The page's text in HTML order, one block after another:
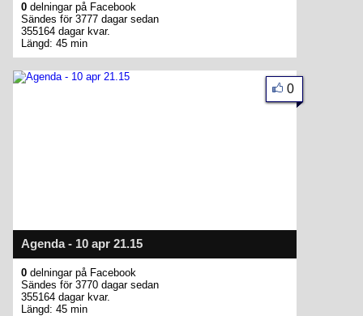
0 delningar på Facebook
Sändes för 3777 dagar sedan
355164 dagar kvar.
Längd: 45 min
Agenda - 10 apr 21.15
0
0 delningar på Facebook
Sändes för 3770 dagar sedan
355164 dagar kvar.
Längd: 45 min